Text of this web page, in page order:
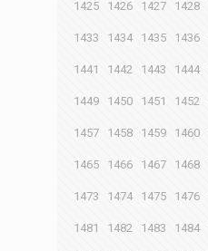
1425 1426 1427 1428
1433 1434 1435 1436
1441 1442 1443 1444
1449 1450 1451 1452
1457 1458 1459 1460
1465 1466 1467 1468
1473 1474 1475 1476
1481 1482 1483 1484